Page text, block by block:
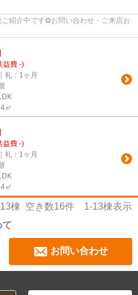
紹介中です✿お問い合わせ・ご来店お
益費 -)
礼：1ヶ月
㎡
益費 -)
礼：1ヶ月
㎡
13棟 空き数16件 1-13棟表示
て
お問い合わせ